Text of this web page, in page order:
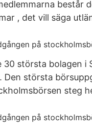
består
, det vill säga
30 största bolagen i
största
steg